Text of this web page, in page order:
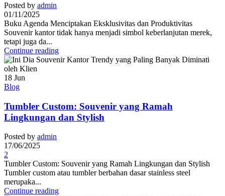
Posted by admin
01/11/2025
Buku Agenda Menciptakan Eksklusivitas dan Produktivitas
Souvenir kantor tidak hanya menjadi simbol keberlanjutan merek,
tetapi juga da...
Continue reading
18 Jun
Blog
Tumbler Custom: Souvenir yang Ramah
Lingkungan dan Stylish
Posted by admin
17/06/2025
2
Tumbler Custom: Souvenir yang Ramah Lingkungan dan Stylish
Tumbler custom atau tumbler berbahan dasar stainless steel
merupaka...
Continue reading